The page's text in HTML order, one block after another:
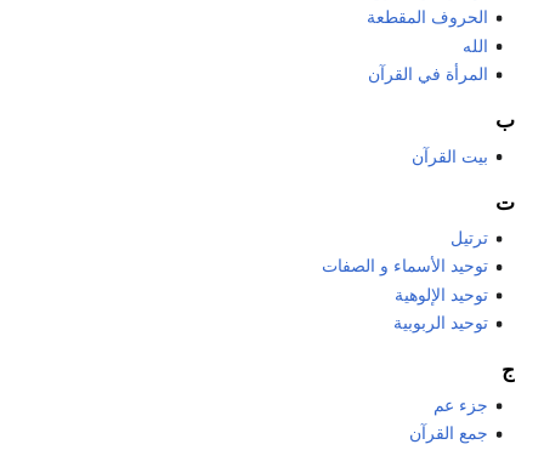
الحروف المقطعة
الله
المرأة في القرآن
ب
بيت القرآن
ت
ترتيل
توحيد الأسماء و الصفات
توحيد الإلوهية
توحيد الربوبية
ج
جزء عم
جمع القرآن